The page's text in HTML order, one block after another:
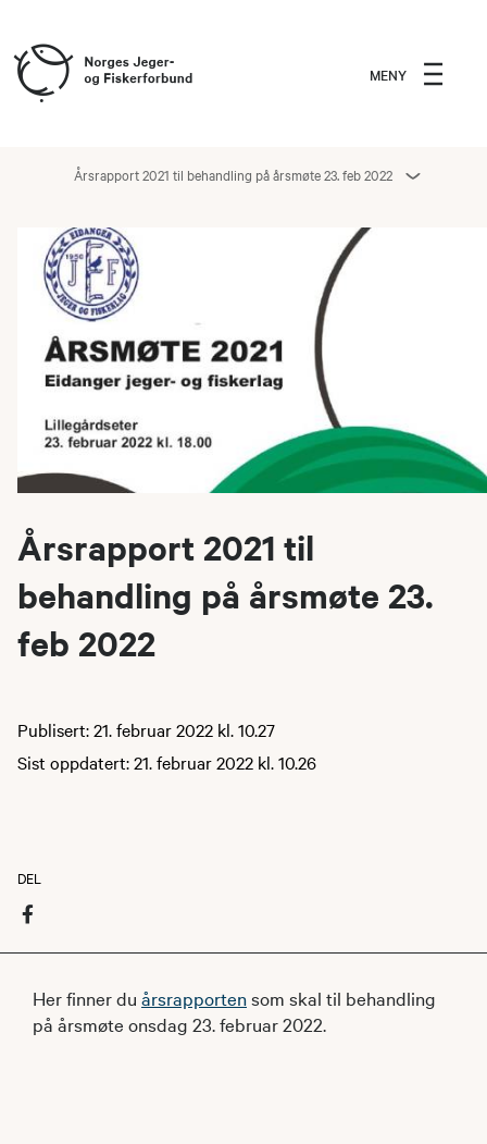
MENY
Årsrapport 2021 til behandling på årsmøte 23. feb 2022
Årsrapport 2021 til
behandling på årsmøte 23.
feb 2022
Publisert: 21. februar 2022 kl. 10.27
Sist oppdatert: 21. februar 2022 kl. 10.26
DEL
Her finner du årsrapportensom skal til behandling
på årsmøte onsdag 23. februar 2022.